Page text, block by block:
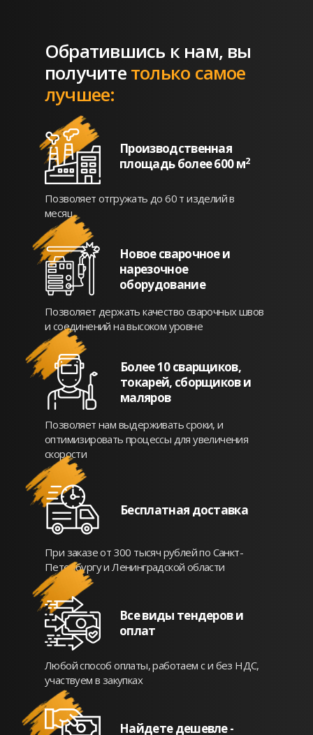
Обратившись к нам, вы
получитетолько самое
лучшее:
Производственная
площадь более 600 м2
Позволяет отгружать до 60 т изделий в
месяц.
Новое сварочное и
нарезочное
оборудование
Позволяет держать качество сварочных швов
и соединений на высоком уровне
Более 10 сварщиков,
токарей, сборщиков и
маляров
Позволяет нам выдерживать сроки, и
оптимизировать процессы для увеличения
скорости
Бесплатная доставка
При заказе от 300 тысяч рублей по Санкт-
Петербургу и Ленинградской области
Все виды тендеров и
оплат
Любой способ оплаты, работаем с и без НДС,
участвуем в закупках
Найдете дешевле -